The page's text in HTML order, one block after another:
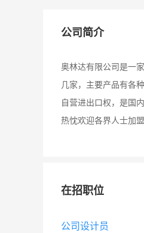
公司简介
奥林达有限公司是一
几家，主要产品有各
自营进出口权，是国
热忱欢迎各界人士加盟
在招职位
公司设计员